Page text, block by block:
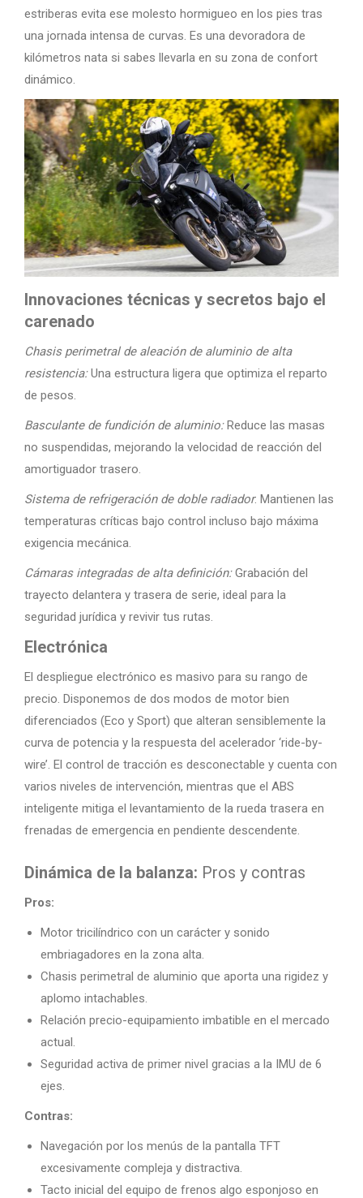
estriberas evita ese molesto hormigueo en los pies tras
una jornada intensa de curvas. Es una devoradora de
kilómetros nata si sabes llevarla en su zona de confort
dinámico.
Innovaciones técnicas y secretos bajo el
carenado
Chasis perimetral de aleación de aluminio de alta
resistencia:Una estructura ligera que optimiza el reparto
de pesos.
Basculante de fundición de aluminio:Reduce las masas
no suspendidas, mejorando la velocidad de reacción del
amortiguador trasero.
Sistema de refrigeración de doble radiador: Mantienen las
temperaturas críticas bajo control incluso bajo máxima
exigencia mecánica.
Cámaras integradas de alta definición:Grabación del
trayecto delantera y trasera de serie, ideal para la
seguridad jurídica y revivir tus rutas.
Electrónica
El despliegue electrónico es masivo para su rango de
precio. Disponemos de dos modos de motor bien
diferenciados (Eco y Sport) que alteran sensiblemente la
curva de potencia y la respuesta del acelerador ‘ride-by-
wire’. El control de tracción es desconectable y cuenta con
varios niveles de intervención, mientras que el ABS
inteligente mitiga el levantamiento de la rueda trasera en
frenadas de emergencia en pendiente descendente.
Dinámica de la balanza: Pros y contras
Pros:
Motor tricilíndrico con un carácter y sonido
embriagadores en la zona alta.
Chasis perimetral de aluminio que aporta una rigidez y
aplomo intachables.
Relación precio-equipamiento imbatible en el mercado
actual.
Seguridad activa de primer nivel gracias a la IMU de 6
ejes.
Contras:
Navegación por los menús de la pantalla TFT
excesivamente compleja y distractiva.
Tacto inicial del equipo de frenos algo esponjoso en